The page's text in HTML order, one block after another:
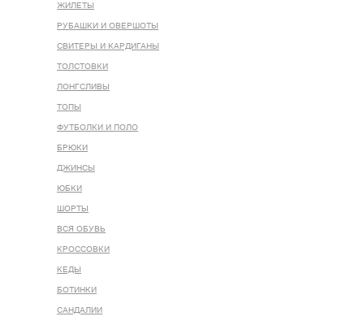
ЖИЛЕТЫ
РУБАШКИ И ОВЕРШОТЫ
СВИТЕРЫ И КАРДИГАНЫ
ТОЛСТОВКИ
ЛОНГСЛИВЫ
ТОПЫ
ФУТБОЛКИ И ПОЛО
БРЮКИ
ДЖИНСЫ
ЮБКИ
ШОРТЫ
ВСЯ ОБУВЬ
КРОССОВКИ
КЕДЫ
БОТИНКИ
САНДАЛИИ